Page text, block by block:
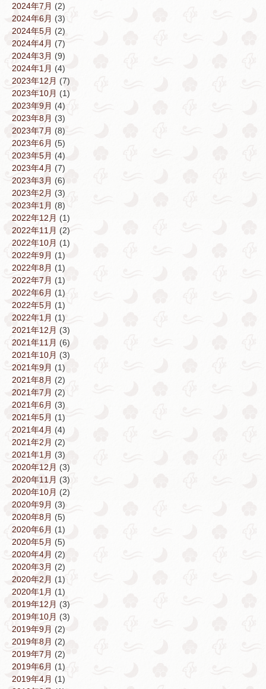
2024年7月 (2)
2024年6月 (3)
2024年5月 (2)
2024年4月 (7)
2024年3月 (9)
2024年1月 (4)
2023年12月 (7)
2023年10月 (1)
2023年9月 (4)
2023年8月 (3)
2023年7月 (8)
2023年6月 (5)
2023年5月 (4)
2023年4月 (7)
2023年3月 (6)
2023年2月 (3)
2023年1月 (8)
2022年12月 (1)
2022年11月 (2)
2022年10月 (1)
2022年9月 (1)
2022年8月 (1)
2022年7月 (1)
2022年6月 (1)
2022年5月 (1)
2022年1月 (1)
2021年12月 (3)
2021年11月 (6)
2021年10月 (3)
2021年9月 (1)
2021年8月 (2)
2021年7月 (2)
2021年6月 (3)
2021年5月 (1)
2021年4月 (4)
2021年2月 (2)
2021年1月 (3)
2020年12月 (3)
2020年11月 (3)
2020年10月 (2)
2020年9月 (3)
2020年8月 (5)
2020年6月 (1)
2020年5月 (5)
2020年4月 (2)
2020年3月 (2)
2020年2月 (1)
2020年1月 (1)
2019年12月 (3)
2019年10月 (3)
2019年9月 (2)
2019年8月 (2)
2019年7月 (2)
2019年6月 (1)
2019年4月 (1)